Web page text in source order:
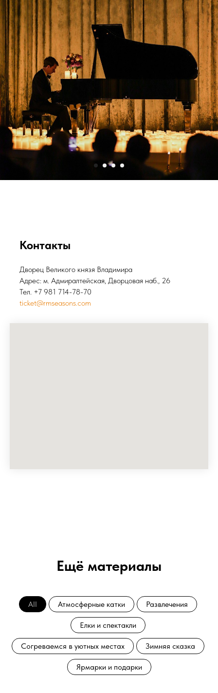
Контакты
Дворец Великого князя Владимира
Адрес: м. Адмиралтейская, Дворцовая наб., 26
Тел. +7 981 714-78-70
ticket@rmseasons.com
Ещё материалы
All Атмосферные катки Развлечения
Елки и спектакли
Согреваемся в уютных местах Зимняя сказка
Ярмарки и подарки